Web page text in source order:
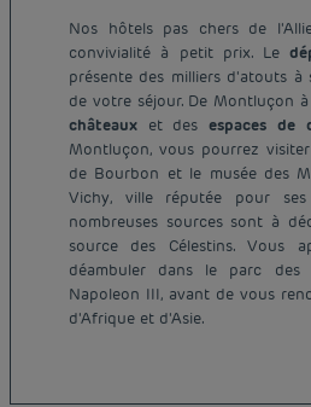
Nos hôtels pas chers de
convivialité à petit prix. Le
présente des milliers d'atouts
de votre séjour. De Montluçon
châteaux et desespaces de
Montluçon, vous pourrez
de Bourbon et le musée des
Vichy, ville réputée pour
nombreuses sources sont à
source des Célestins. Vous
déambuler dans le parc
Napoleon III, avant de vous
d'Afrique et d'Asie.
Hôtel pas cher Paris
Hôtel pas cher Lyon
Hôtel pas cher Marseille
Mentions légales
Conditions générales de vente